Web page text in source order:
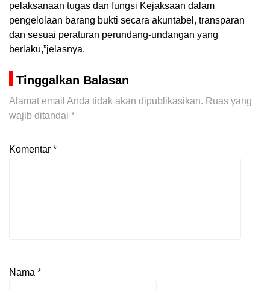
pelaksanaan tugas dan fungsi Kejaksaan dalam
pengelolaan barang bukti secara akuntabel, transparan
dan sesuai peraturan perundang-undangan yang
berlaku,”jelasnya.
Tinggalkan Balasan
Alamat email Anda tidak akan dipublikasikan. Ruas yang
wajib ditandai *
Komentar *
Nama *